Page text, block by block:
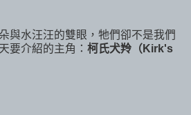
與水汪汪的雙眼，牠們卻不是我們
要介紹的主角： 柯氏犬羚（Kirk's